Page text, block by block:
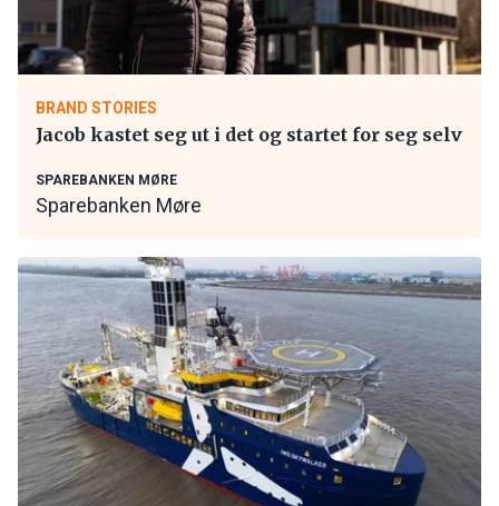
BRAND STORIES
Jacob kastet seg ut i det og startet for seg selv
SPAREBANKEN MØRE
Sparebanken Møre